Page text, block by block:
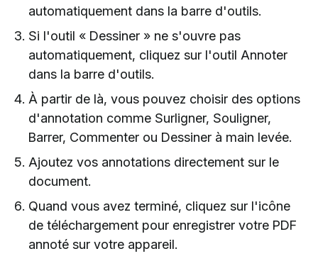
automatiquement dans la barre d'outils.
Si l'outil « Dessiner » ne s'ouvre pas
automatiquement, cliquez sur l'outil Annoter
dans la barre d'outils.
À partir de là, vous pouvez choisir des options
d'annotation comme Surligner, Souligner,
Barrer, Commenter ou Dessiner à main levée.
Ajoutez vos annotations directement sur le
document.
Quand vous avez terminé, cliquez sur l'icône
de téléchargement pour enregistrer votre PDF
annoté sur votre appareil.